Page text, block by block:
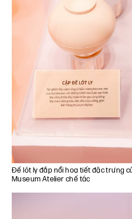
Đế lót ly đắp nổi hoạ tiết đặc trưng
Museum Atelier chế tác